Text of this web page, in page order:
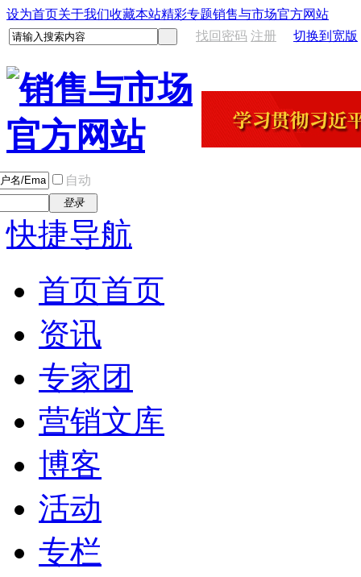
设为首页关于我们收藏本站精彩专题销售与市场官方网站
找回密码 注册 切换到宽版
自动
登录
快捷导航
首页首页
资讯
专家团
营销文库
博客
活动
专栏